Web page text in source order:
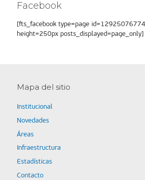
Facebook
[fts_facebook type=page
height=250px posts_displayed=page_only]
Mapa del sitio
Institucional
Novedades
Áreas
Infraestructura
Estadísticas
Contacto